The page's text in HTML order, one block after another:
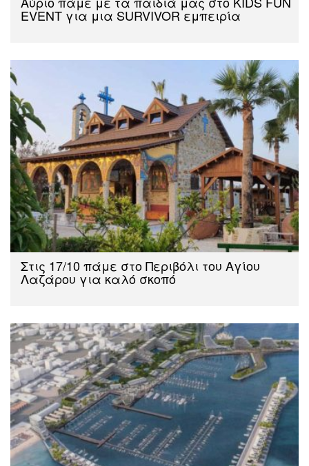
EVENT για μια SURVIVOR εμπειρία
Στις 17/10 πάμε στο Περιβόλι του Αγίου
Λαζάρου για καλό σκοπό